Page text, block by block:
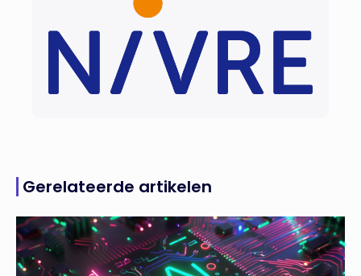
Gerelateerde artikelen